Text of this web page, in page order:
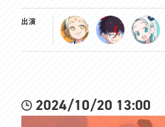
出演
2024/10/20 13:00